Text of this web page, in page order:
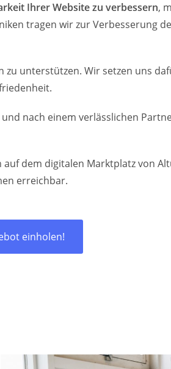
Ihrer Website zu verbessern,
tragen wir zur Verbesserung
unterstützen. Wir setzen uns
nach einem verlässlichen
dem digitalen Marktplatz von
erreichbar.
einholen!